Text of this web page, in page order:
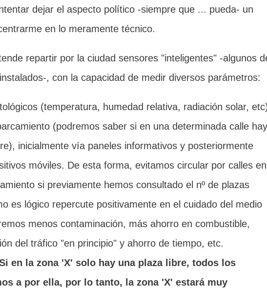
dejar el aspecto político -siempre que ... pueda- un
en lo meramente técnico.
repartir por la ciudad sensores "inteligentes" -algunos
, con la capacidad de medir diversos parámetros:
(temperatura, humedad relativa, radiación solar,
(podremos saber si en una determinada calle hay
inicialmente vía paneles informativos y posteriormente
móviles. De esta forma, evitamos circular por calles en
si previamente hemos consultado el nº de plazas
es lógico repercute positivamente en el cuidado del medio
menos contaminación, más ahorro en combustible,
del tráfico "en principio" y ahorro de tiempo, etc.
en la zona 'X' solo hay una plaza libre, todos los
a por ella, por lo tanto, la zona 'X' estará muy